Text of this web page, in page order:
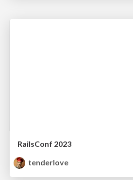
RailsConf 2023
tenderlove